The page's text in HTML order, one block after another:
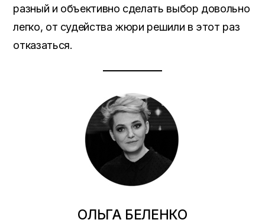
разный и объективно сделать выбор довольно
легко, от судейства жюри решили в этот раз
отказаться.
ОЛЬГА БЕЛЕНКО